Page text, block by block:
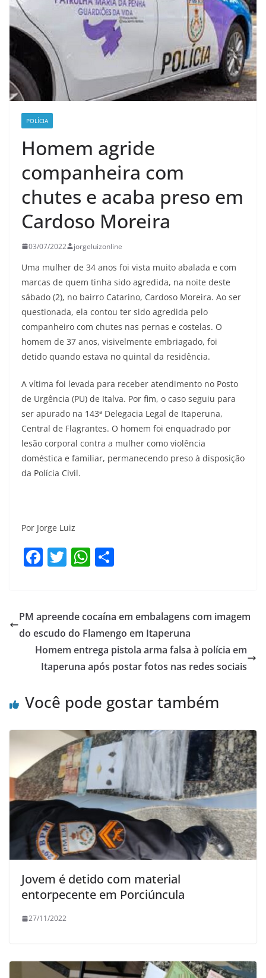
POLÍCIA
Homem agride
companheira com
chutes e acaba preso em
Cardoso Moreira
03/07/2022 jorgeluizonline
Uma mulher de 34 anos foi vista muito abalada e com
marcas de quem tinha sido agredida, na noite deste
sábado (2), no bairro Catarino, Cardoso Moreira. Ao ser
questionada, ela contou ter sido agredida pelo
companheiro com chutes nas pernas e costelas. O
homem de 37 anos, visivelmente embriagado, foi
detido quando estava no quintal da residência.
A vítima foi levada para receber atendimento no Posto
de Urgência (PU) de Italva. Por fim, o caso seguiu para
ser apurado na 143ª Delegacia Legal de Itaperuna,
Central de Flagrantes. O homem foi enquadrado por
lesão corporal contra a mulher como violência
doméstica e familiar, permanecendo preso à disposição
da Polícia Civil.
Por Jorge Luiz
F
e
b
o
o
T
er
W
s
A
p
p
e
PM apreende cocaína em embalagens com imagem
do escudo do Flamengo em Itaperuna
Homem entrega pistola arma falsa à polícia em
Itaperuna após postar fotos nas redes sociais
Você pode gostar também
Jovem é detido com material
entorpecente em Porciúncula
27/11/2022